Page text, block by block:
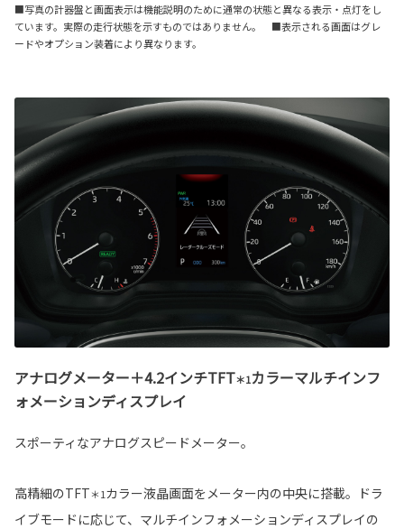
■写真の計器盤と画面表示は機能説明のために通常の状態と異なる表示・点灯をし
ています。実際の走行状態を示すものではありません。 ■表示される画面はグレ
ードやオプション装着により異なります。
アナログメーター＋4.2インチTFT＊1カラーマルチインフ
ォメーションディスプレイ
スポーティなアナログスピードメーター。
高精細のTFT＊1カラー液晶画面をメーター内の中央に搭載。ドラ
イブモードに応じて、マルチインフォメーションディスプレイの